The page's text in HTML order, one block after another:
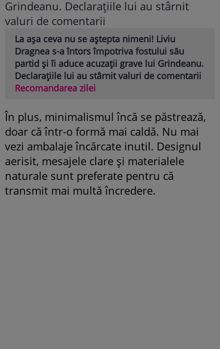
La așa ceva nu se aștepta nimeni! Liviu
Dragnea s-a întors împotriva fostului său
partid și îi aduce acuzații grave lui Grindeanu.
Declarațiile lui au stârnit valuri de comentarii
Recomandarea zilei
În plus, minimalismul încă se păstrează,
doar că într-o formă mai caldă. Nu mai
vezi ambalaje încărcate inutil. Designul
aerisit, mesajele clare și materialele
naturale sunt preferate pentru că
transmit mai multă încredere.